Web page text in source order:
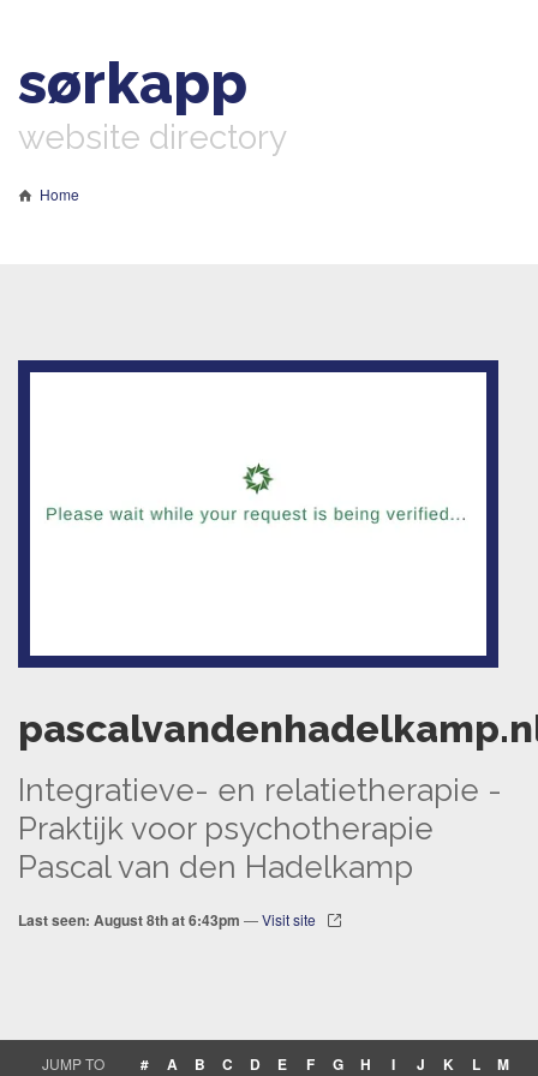
sørkapp
website directory
Home
Integratieve- en relatietherapie -
Praktijk voor psychotherapie
Pascal van den Hadelkamp
Last seen: August 8th at 6:43pm —Visit site
JUMP TO # A B C D E F G H I J K L M